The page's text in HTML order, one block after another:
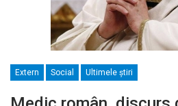
Extern Social Ultimele ştiri